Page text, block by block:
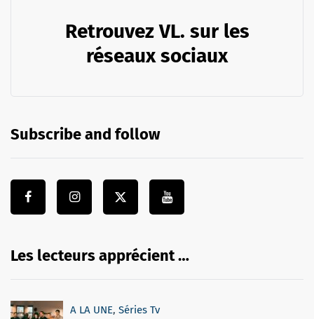
Retrouvez VL. sur les
réseaux sociaux
Subscribe and follow
Les lecteurs apprécient …
A LA UNE, Séries Tv